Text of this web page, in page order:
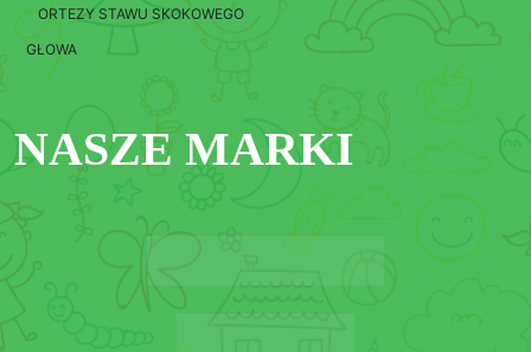
ORTEZY STAWU SKOKOWEGO
GŁOWA
NASZE MARKI